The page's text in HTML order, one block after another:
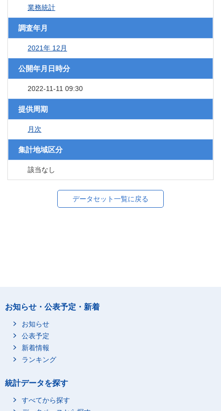
業務統計
調査年月
2021年 12月
公開年月日時分
2022-11-11 09:30
提供周期
月次
集計地域区分
該当なし
データセット一覧に戻る
お知らせ・公表予定・新着
お知らせ
公表予定
新着情報
ランキング
統計データを探す
すべてから探す